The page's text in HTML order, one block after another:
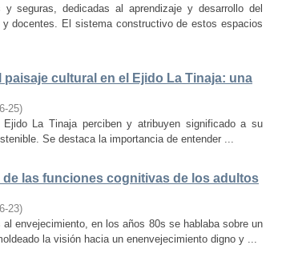
seguras, dedicadas al aprendizaje y desarrollo del
docentes. El sistema constructivo de estos espacios
cultural en el Ejido La Tinaja: una
25)
La Tinaja perciben y atribuyen significado a su
Se destaca la importancia de entender ...
las funciones cognitivas de los adultos
23)
envejecimiento, en los años 80s se hablaba sobre un
la visión hacia un enenvejecimiento digno y ...